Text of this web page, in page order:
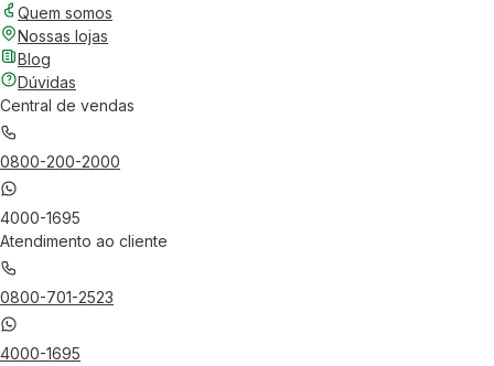
Quem somos
Nossas lojas
Blog
Dúvidas
Central de vendas
0800-200-2000
4000-1695
Atendimento ao cliente
0800-701-2523
4000-1695